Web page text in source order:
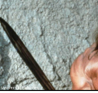
Universal Pictures